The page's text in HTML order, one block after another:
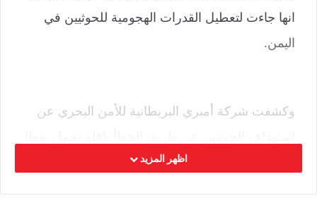
انها جاءت لتعطيل القدرات الهجومية للحوثيين في
اليمن.
وكشفت شركة أمبري البريطانية للأمن البحري عن
روسيا في هجوم صاروخي يوم الجمعة قبالة سواحل
اظهر المزيد